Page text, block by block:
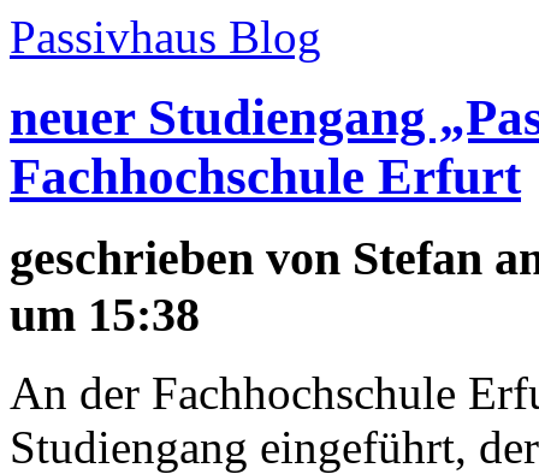
Passivhaus Blog
neuer Studiengang
Fachhochschule Erfurt
geschrieben von Stefan
um 15:38
An der Fachhochschule
Studiengang eingeführt,